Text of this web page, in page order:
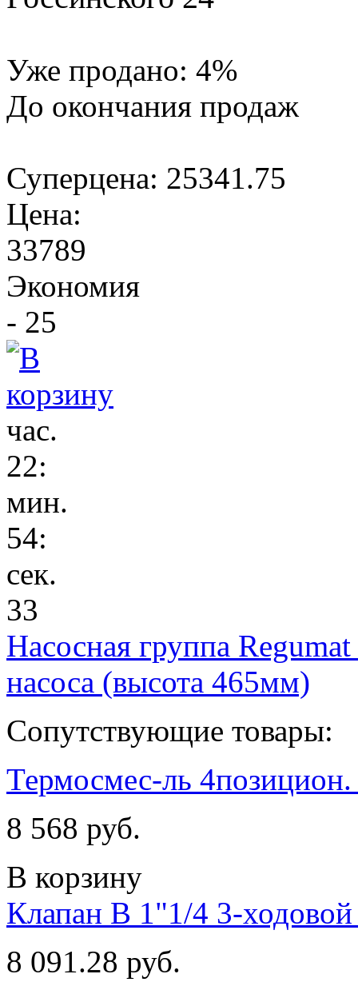
Уже продано: 4%
До окончания продаж
Суперцена: 25341.75
Цена:
33789
Экономия
- 25
час.
22:
мин.
54:
сек.
33
Насосная группа
насоса (высота 465мм)
Сопутствующие товары:
Термосмес-ль
8 568 руб.
В корзину
Клапан В 1"1/4 3-
8 091.28 руб.